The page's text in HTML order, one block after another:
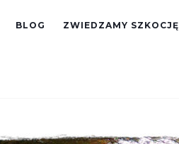
BLOG ZWIEDZAMY SZKOCJĘ